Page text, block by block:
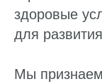
здоровые
для
Мы